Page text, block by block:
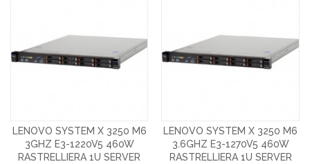
LENOVO SYSTEM X 3250 M6
3GHZ E3-1220V5 460W
RASTRELLIERA 1U SERVER
LENOVO SYSTEM X 3250 M6
3.6GHZ E3-1270V5 460W
RASTRELLIERA 1U SERVER